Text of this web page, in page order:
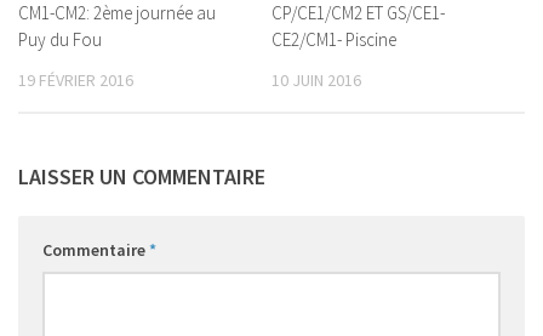
CM1-CM2: 2ème journée au
Puy du Fou
19 FÉVRIER 2016
CP/CE1/CM2 ET GS/CE1-
CE2/CM1- Piscine
10 JUIN 2016
LAISSER UN COMMENTAIRE
Commentaire*